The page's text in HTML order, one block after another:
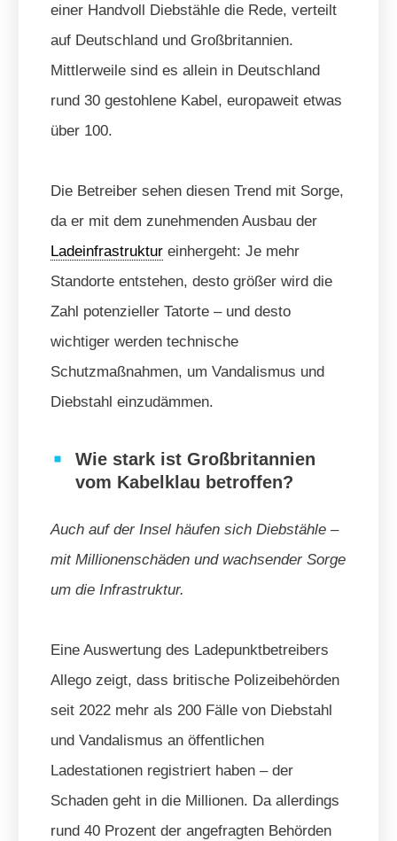
einer Handvoll Diebstähle die Rede, verteilt
auf Deutschland und Großbritannien.
Mittlerweile sind es allein in Deutschland
rund 30 gestohlene Kabel, europaweit etwas
über 100.
Die Betreiber sehen diesen Trend mit Sorge,
da er mit dem zunehmenden Ausbau der
Ladeinfrastruktur einhergeht: Je mehr
Standorte entstehen, desto größer wird die
Zahl potenzieller Tatorte – und desto
wichtiger werden technische
Schutzmaßnahmen, um Vandalismus und
Diebstahl einzudämmen.
Wie stark ist Großbritannien
vom Kabelklau betroffen?
Auch auf der Insel häufen sich Diebstähle –
mit Millionenschäden und wachsender Sorge
um die Infrastruktur.
Eine Auswertung des Ladepunktbetreibers
Allego zeigt, dass britische Polizeibehörden
seit 2022 mehr als 200 Fälle von Diebstahl
und Vandalismus an öffentlichen
Ladestationen registriert haben – der
Schaden geht in die Millionen. Da allerdings
rund 40 Prozent der angefragten Behörden